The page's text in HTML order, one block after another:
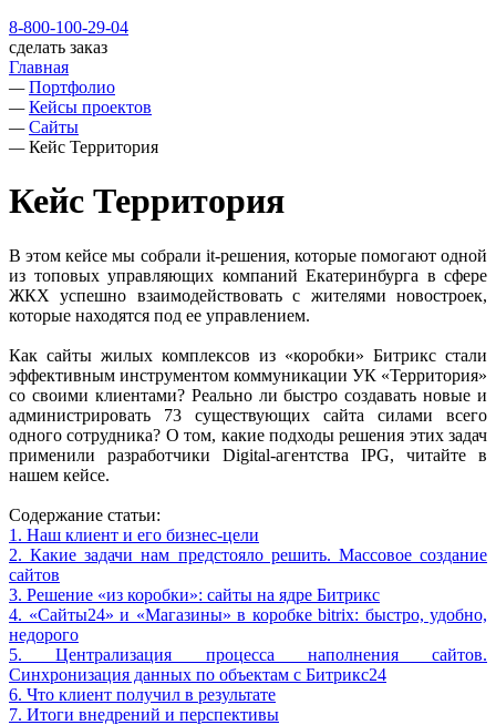
8-800-100-29-04
сделать заказ
Главная
— Портфолио
— Кейсы проектов
— Сайты
— Кейс Территория
Кейс Территория
В этом кейсе мы собрали it-решения, которые помогают одной
из топовых управляющих компаний Екатеринбурга в сфере
ЖКХ успешно взаимодействовать с жителями новостроек,
которые находятся под ее управлением.
Как сайты жилых комплексов из «коробки» Битрикс стали
эффективным инструментом коммуникации УК «Территория»
со своими клиентами? Реально ли быстро создавать новые и
администрировать 73 существующих сайта силами всего
одного сотрудника? О том, какие подходы решения этих задач
применили разработчики Digital-агентства IPG, читайте в
нашем кейсе.
Содержание статьи:
1. Наш клиент и его бизнес-цели
2. Какие задачи нам предстояло решить. Массовое создание
сайтов
3. Решение «из коробки»: сайты на ядре Битрикс
4. «Сайты24» и «Магазины» в коробке bitrix: быстро, удобно,
недорого
5. Централизация процесса наполнения сайтов.
Синхронизация данных по объектам с Битрикс24
6. Что клиент получил в результате
7. Итоги внедрений и перспективы